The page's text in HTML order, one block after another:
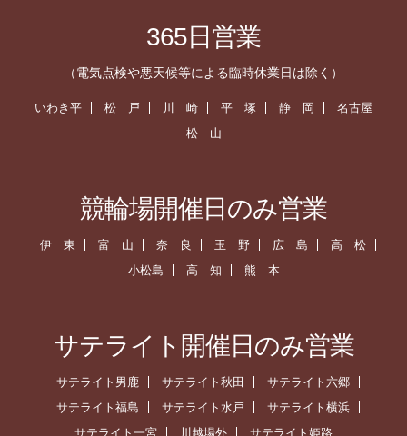
365日営業
（電気点検や悪天候等による臨時休業日は除く）
いわき平 松 戸 川 崎 平 塚 静 岡
名古屋
松 山
競輪場開催日のみ営業
伊 東 富 山 奈 良 玉 野 広 島
高 松
小松島
高 知 熊 本
サテライト開催日のみ営業
サテライト男鹿 サテライト秋田
サテライト六郷
サテライト福島
サテライト水戸
サテライト横浜
サテライト一宮
川越場外 サテライト姫路